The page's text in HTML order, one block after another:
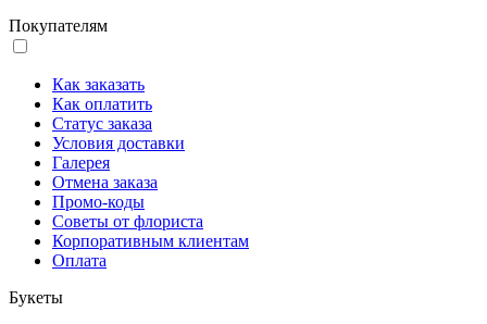
Покупателям
Как заказать
Как оплатить
Статус заказа
Условия доставки
Галерея
Отмена заказа
Промо-коды
Советы от флориста
Корпоративным клиентам
Оплата
Букеты